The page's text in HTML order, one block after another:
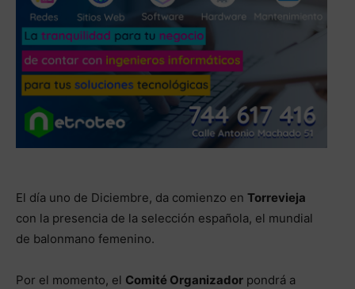
El día uno de Diciembre, da comienzo en Torrevieja
con la presencia de la selección española, el mundial
de balonmano femenino.
Por el momento, el Comité Organizador pondrá a